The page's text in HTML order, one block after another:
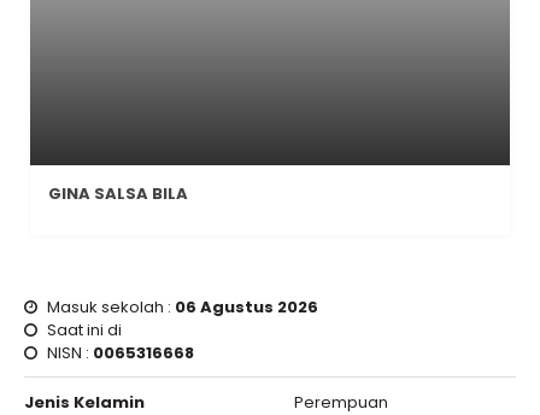
GINA SALSA BILA
Masuk sekolah : 06 Agustus 2026
Saat ini di
NISN : 0065316668
Jenis Kelamin Perempuan